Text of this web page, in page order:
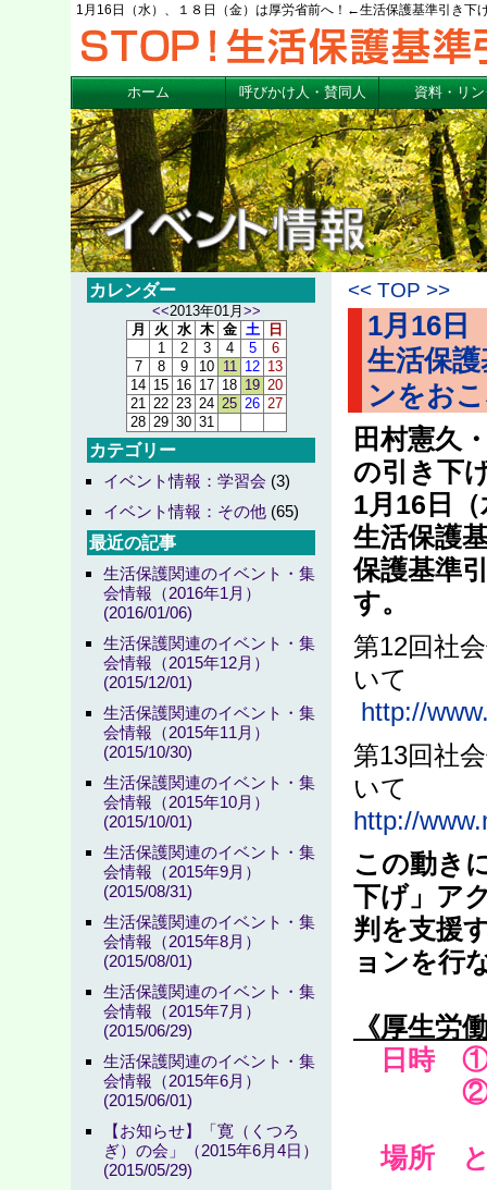
1月16日（水）、１８日（金）は厚労省前へ！←生活保護基準引き下
ホーム 呼びかけ人・賛同人 資料・リン
<< TOP >>
1月16日
生活保
ンをお
田村憲久
の引き下
1月16日
生活保護
保護基準
す。
第12回社
いて
http://
第13回社
いて
http://
この動き
下げ」ア
判を支援
ョンを行
《厚生労
日時 ①
②１月
場所 と
カレンダー
<<2013年01月 >>
月
火 水 木 金 土
日
1
2 3 4 5
6
7
8 9 10 11 12 13
14 15 16 17 18 19 20
21 22 23 24 25 26 27
28 29 30 31
カテゴリー
イベント情報：学習会 (3)
イベント情報：その他 (65)
最近の記事
生活保護関連のイベント・集
会情報（2016年1月）
(2016/01/06)
生活保護関連のイベント・集
会情報（2015年12月）
(2015/12/01)
生活保護関連のイベント・集
会情報（2015年11月）
(2015/10/30)
生活保護関連のイベント・集
会情報（2015年10月）
(2015/10/01)
生活保護関連のイベント・集
会情報（2015年9月）
(2015/08/31)
生活保護関連のイベント・集
会情報（2015年8月）
(2015/08/01)
生活保護関連のイベント・集
会情報（2015年7月）
(2015/06/29)
生活保護関連のイベント・集
会情報（2015年6月）
(2015/06/01)
【お知らせ】「寛（くつろ
ぎ）の会」（2015年6月4日）
(2015/05/29)